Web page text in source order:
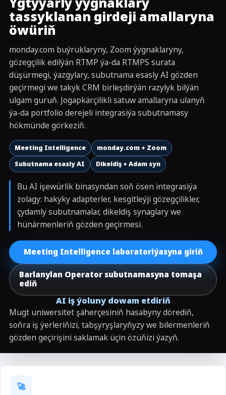
tassyklanan girdeji amallaryna
öwüriň
monday.com buýruklaryny, Zoom ýygnaklaryny,
gözegçilik edilýän RTMP ýa-da RTMPS surata
düşürmegi, ýazgylary, subutnama esasly AI gözden
geçirmegi we takyk CRM birleşdirýän razylyk bilýän
ulgam guruň. Jogapkärçilikli satuw amallaryna ulanyň
ýa-da portfolio derejeli integrasiýa subutnamasy
hökmünde görkeziň.
Meeting Intelligence
monday.com + Zoom
Subutnama esasly AI
Dikeldiş + Adam syn
Bu AI işewürlik binasyndan soň ösen integrasiýa
zolagy: hakyky adapterler, kesgitleýji gözegçilikler,
çydamly subutnamalar, dikeldiş synaglary we
hünärmenleriň gözden geçirmesi.
Meeting Intelligence laboratoriýasyna giriň
Barlanylan Operator subutnamasyna tomaşa
ediň
AI iş ýoluny dowam etdiriň
Mugt uniwersitet şäherçesiniň hasabyny dörediň,
soňra iş ýerleriňizi, tabşyryşlaryňyzy we bilermenleriň
gözden geçirişini saklamak üçin özüňizi ýazyň.
🚀